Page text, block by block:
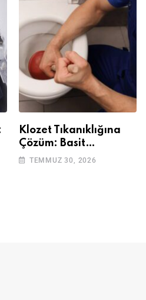
Klozet Tıkanıklığına
Çözüm: Basit
Adımlarla Klozetinizi
TEMMUZ 30, 2026